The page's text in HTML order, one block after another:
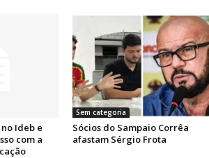
Ideb e
com a
Sem categoria
Sócios do Sampaio Corrêa
afastam Sérgio Frota